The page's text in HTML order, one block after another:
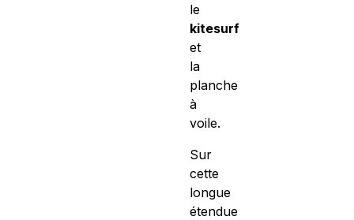
le
kitesurf
et
la
planche
à
voile.
Sur
cette
longue
étendue